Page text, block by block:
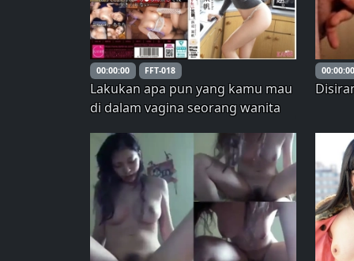
00:00:00 FFT-018
Lakukan apa pun yang kamu mau
di dalam vagina seorang wanita
Hamabe – Hamabe Shioriho
00:00:00